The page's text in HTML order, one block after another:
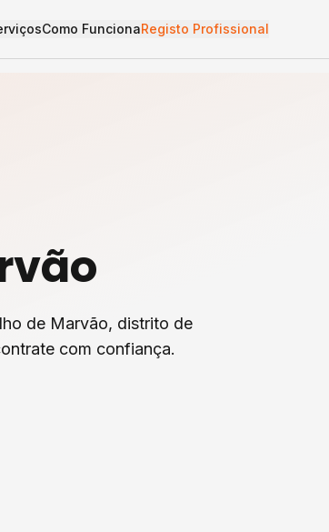
Como FuncionaRegisto Profissional
de Marvão, distrito de
com confiança.